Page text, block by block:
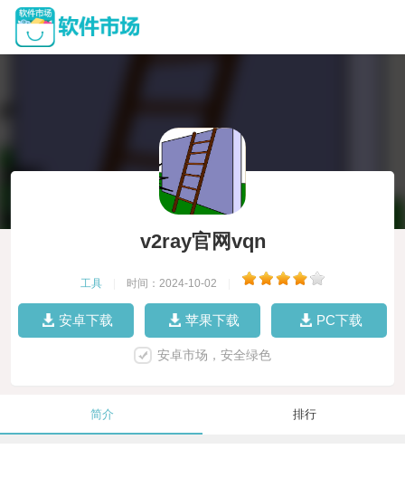
v2ray官网vqn
工具 时间：2024-10-02
安卓下载 苹果下载 PC下载
安卓市场，安全绿色
简介 排行